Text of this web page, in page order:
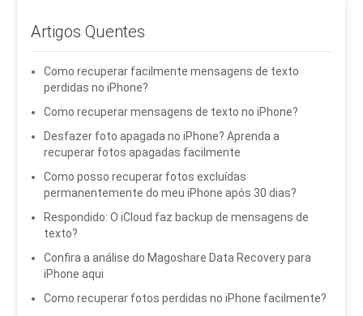
Artigos Quentes
Como recuperar facilmente mensagens de texto
perdidas no iPhone?
Como recuperar mensagens de texto no iPhone?
Desfazer foto apagada no iPhone? Aprenda a
recuperar fotos apagadas facilmente
Como posso recuperar fotos excluídas
permanentemente do meu iPhone após 30 dias?
Respondido: O iCloud faz backup de mensagens de
texto?
Confira a análise do Magoshare Data Recovery para
iPhone aqui
Como recuperar fotos perdidas no iPhone facilmente?